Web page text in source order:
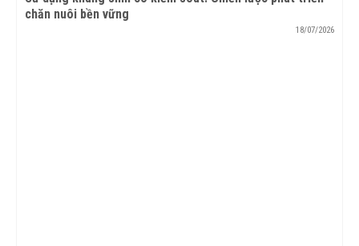
chăn nuôi bền vững
18/07/2026